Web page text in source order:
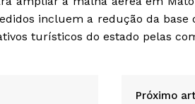
incluem a redução da
turísticos do estado pelas
Próximo